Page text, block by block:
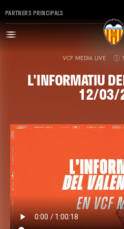
PARTNERS PRINCIPALS
VCF MEDIA LIVE
L'INFORMATIU
12/03/